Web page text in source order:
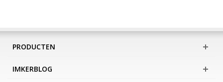
PRODUCTEN
IMKERBLOG